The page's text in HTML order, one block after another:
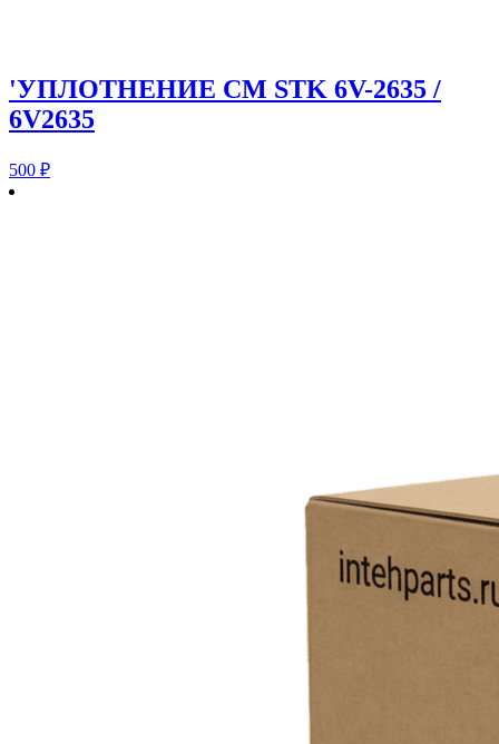
'УПЛОТНЕНИЕ CM STK 6V-2635 /
6V2635
500 ₽